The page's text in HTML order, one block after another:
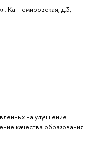
Кантемировская, д.3,
на улучшение
качества образования